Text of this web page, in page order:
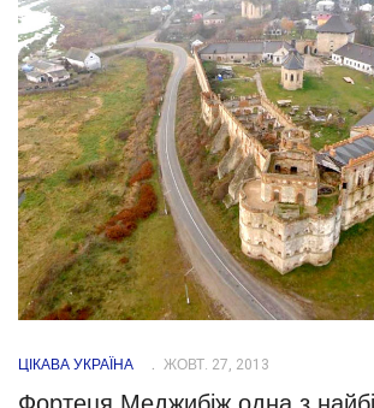
ЦІКАВА УКРАЇНА ЖОВТ. 27, 2013